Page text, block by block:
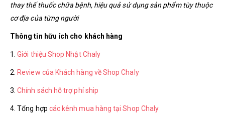
thay thế thuốc chữa bệnh, hiệu quả sử dụng sản phẩm tùy thuộc
cơ địa của từng người
Thông tin hữu ích cho khách hàng
1.Giới thiệu Shop Nhật Chaly
2. Review của Khách hàng về Shop Chaly
3.Chính sách hỗ trợ phí ship
4. Tổng hợp các kênh mua hàng tại Shop Chaly